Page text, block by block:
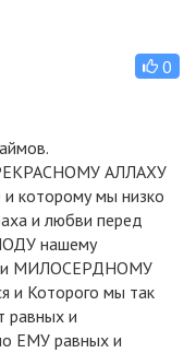
0
АЛЛАХУ
которому мы низко
и любви перед
нашему
МИЛОСЕРДНОМУ
и Которого мы так
равных и
ЕМУ равных и